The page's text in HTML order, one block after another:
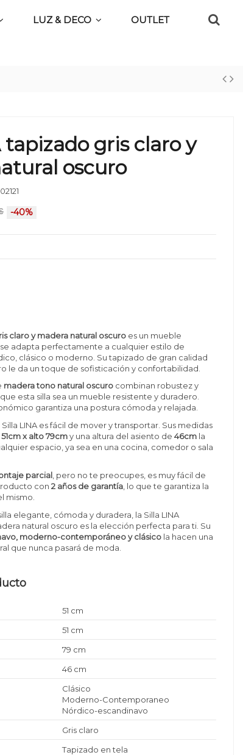
LUZ & DECO OUTLET
tapizado gris claro y
oscuro
-40%
claro y madera natural oscuro es un mueble
adapta perfectamente a cualquier estilo de
clásico o moderno. Su tapizado de gran calidad
le da un toque de sofisticación y confortabilidad.
madera tono natural oscuro combinan robustez y
esta silla sea un mueble resistente y duradero.
garantiza una postura cómoda y relajada.
Silla LINA es fácil de mover y transportar. Sus medidas
x alto 79cmy una altura del asiento de46cm la
espacio, ya sea en una cocina, comedor o sala
parcial, pero no te preocupes, es muy fácil de
con2 años de garantía, lo que te garantiza la
mismo.
elegante, cómoda y duradera, la Silla LINA
natural oscuro es la elección perfecta para ti. Su
moderno-contemporáneo y clásico la hacen una
que nunca pasará de moda.
51 cm
51 cm
79 cm
46 cm
Clásico
Moderno-Contemporaneo
Nórdico-escandinavo
Gris claro
Tapizado en tela